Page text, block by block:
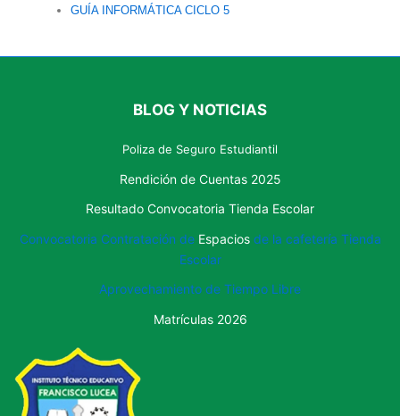
GUÍA INFORMÁTICA CICLO 5
BLOG Y NOTICIAS
Poliza de Seguro Estudiantil
Rendición de Cuentas 2025
Resultado Convocatoria Tienda Escolar
Convocatoria Contratación de Espacios de la cafetería Tienda
Escolar
Aprovechamiento de Tiempo Libre
Matrículas 2026